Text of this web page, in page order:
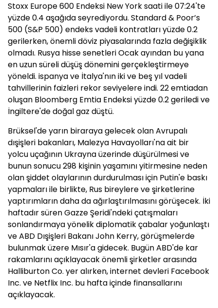
Stoxx Europe 600 Endeksi New York saati ile 07:24'te
yüzde 0.4 aşağıda seyrediyordu. Standard & Poor’s
500 (S&P 500) endeks vadeli kontratları yüzde 0.2
gerilerken, önemli döviz piyasalarında fazla değişiklik
olmadı. Rusya hisse senetleri Ocak ayından bu yana
en uzun süreli düşüş dönemini gerçekleştirmeye
yöneldi. ispanya ve İtalya'nın iki ve beş yıl vadeli
tahvillerinin faizleri rekor seviyelere indi. 22 emtiadan
oluşan Bloomberg Emtia Endeksi yüzde 0.2 geriledi ve
İngiltere'de doğal gaz düştü.
Brüksel'de yarın biraraya gelecek olan Avrupalı
dışişleri bakanları, Malezya Havayolları'na ait bir
yolcu uçağının Ukrayna üzerinde düşürülmesi ve
bunun sonucu 298 kişinin yaşamını yitirmesine neden
olan şiddet olaylarının durdurulması için Putin'e baskı
yapmaları ile birlikte, Rus bireylere ve şirketlerine
yaptırımların daha da ağırlaştırılmasını görüşecek. İki
haftadır süren Gazze Şeridi'ndeki çatışmaları
sonlandırmaya yönelik diplomatik çabalar yoğunlaştı
ve ABD Dışişleri Bakanı John Kerry, görüşmelerde
bulunmak üzere Mısır'a gidecek. Bugün ABD'de kar
rakamlarını açıklayacak önemli şirketler arasında
Halliburton Co. yer alırken, internet devleri Facebook
Inc. ve Netflix Inc. bu hafta içinde finansallarını
açıklayacak.